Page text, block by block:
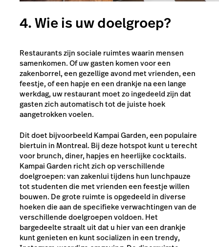
4. Wie is uw doelgroep?
Restaurants zijn sociale ruimtes waarin mensen
samenkomen. Of uw gasten komen voor een
zakenborrel, een gezellige avond met vrienden, een
feestje, of een hapje en een drankje na een lange
werkdag, uw restaurant moet zo ingedeeld zijn dat
gasten zich automatisch tot de juiste hoek
aangetrokken voelen.
Dit doet bijvoorbeeld Kampai Garden, een populaire
biertuin in Montreal. Bij deze hotspot kunt u terecht
voor brunch, diner, hapjes en heerlijke cocktails.
Kampai Garden richt zich op verschillende
doelgroepen: van zakenlui tijdens hun lunchpauze
tot studenten die met vrienden een feestje willen
bouwen. De grote ruimte is opgedeeld in diverse
hoeken die aan de specifieke verwachtingen van de
verschillende doelgroepen voldoen. Het
bargedeelte straalt uit dat u hier van een drankje
kunt genieten en kunt socializen in een trendy,